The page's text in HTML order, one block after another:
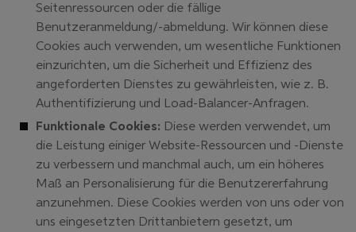
Seitenressourcen oder die fällige
Benutzeranmeldung/-abmeldung. Wir können diese
Cookies auch verwenden, um wesentliche Funktionen
einzurichten, um die Sicherheit und Effizienz des
angeforderten Dienstes zu gewährleisten, wie z. B.
Authentifizierung und Load-Balancer-Anfragen.
Funktionale Cookies: Diese werden verwendet, um
die Leistung einiger Website-Ressourcen und -Dienste
zu verbessern und manchmal auch, um ein höheres
Maß an Personalisierung für die Benutzererfahrung
anzunehmen. Diese Cookies werden von uns oder von
uns eingesetzten Drittanbietern gesetzt, um